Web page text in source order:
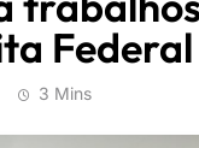
Federal
3 Mins